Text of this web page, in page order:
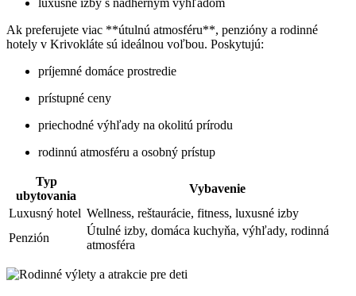
Ak preferujete viac **útulnú atmosféru**, penzióny a rodinné
hotely v Krivokláte sú ideálnou voľbou. Poskytujú:
príjemné domáce prostredie
prístupné ceny
priechodné výhľady na okolitú prírodu
rodinnú atmosféru a osobný prístup
Typ
ubytovania
Vybavenie
Luxusný hotel Wellness, reštaurácie, fitness, luxusné izby
Penzión
Útulné izby, domáca kuchyňa, výhľady, rodinná
atmosféra